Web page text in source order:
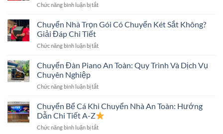
Điều
Biết
Khi
Nhà
Thuật,
Toàn
Chức năng bình luận bị tắtở
Nhà
Trọn
Có
Tivi
Lớn
Chuyển Nhà Trọn Gói Có Chuyển Két Sắt Không?
Giải Đáp Chi Tiết
Chức năng bình luận bị tắtở
Nhà
Trọn
Có
Két
Sắt
Không?
Giải
Chuyển Đàn Piano An Toàn: Quy Trình Và Dịch Vụ
Chuyên Nghiệp
Chức năng bình luận bị tắtở
Đàn
Piano
An
Toàn:
Chuyển Bể Cá Khi Chuyển Nhà An Toàn: Hướng
Dẫn Chi Tiết A-Z
Chức năng bình luận bị tắtở